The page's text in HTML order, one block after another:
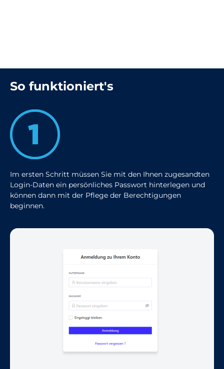
So funktioniert's
Im ersten Schritt müssen Sie mit den Ihnen zugesandten
Login-Daten ein persönliches Passwort hinterlegen und
können dann mit der Pflege der Berechtigungen
beginnen.